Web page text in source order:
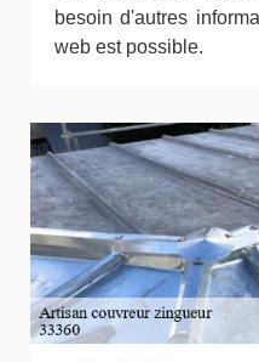
besoin d'autres
web est possible.